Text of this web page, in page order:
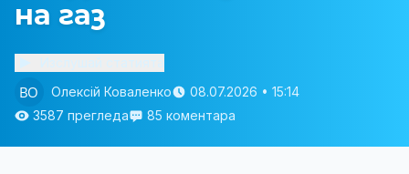
на газ
Олексій Коваленко
08.07.2026 • 15:14
3587 прегледа
85 коментара